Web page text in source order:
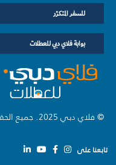
للسفر المتكرّر
بوابة فلاي دبي للعطلات
© فلاي دبي 2025. جميع الحقوق محفوظة.
تابعنا على